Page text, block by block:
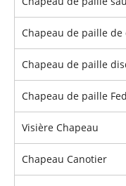
Chapeau de paille de
Chapeau de paille
Chapeau de paille
Visière Chapeau
Chapeau Canotier